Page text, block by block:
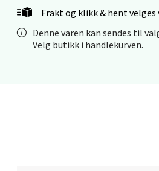
Frakt og klikk & hent velges
Denne varen kan sendes til
Velg butikk i handlekurven.
Torget 1, 6413 Molde
0 i butikk